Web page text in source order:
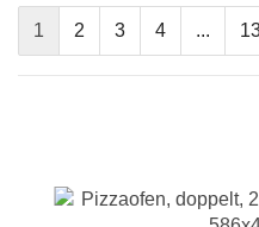
1 2 3 4 ...